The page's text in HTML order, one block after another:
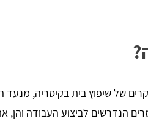
של שיפוץ בית בקיסריה, מנעד
החומרים הנדרשים לביצוע העבודה